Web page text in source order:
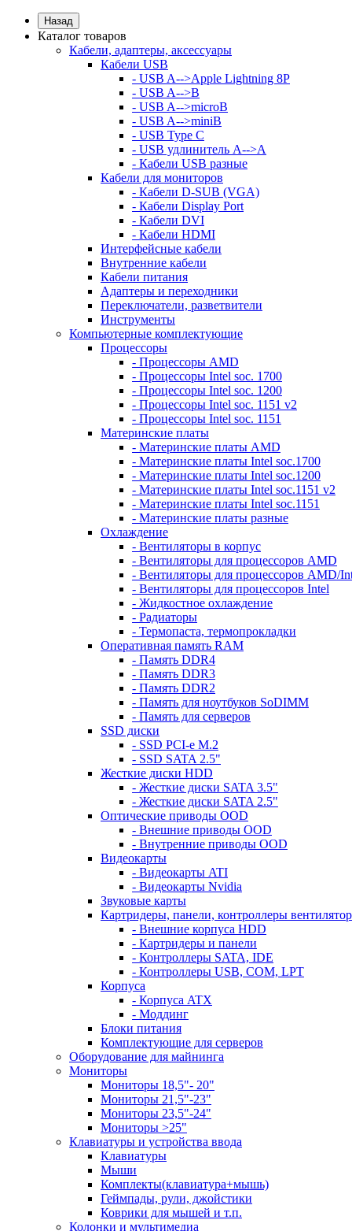
Назад
Каталог товаров
Кабели, адаптеры, аксессуары
Кабели USB
- USB A-->Apple Lightning 8P
- USB A-->B
- USB A-->microB
- USB A-->miniB
- USB Type C
- USB удлинитель A-->A
- Кабели USB разные
Кабели для мониторов
- Кабели D-SUB (VGA)
- Кабели Display Port
- Кабели DVI
- Кабели HDMI
Интерфейсные кабели
Внутренние кабели
Кабели питания
Адаптеры и переходники
Переключатели, разветвители
Инструменты
Компьютерные комплектующие
Процессоры
- Процессоры AMD
- Процессоры Intel soc. 1700
- Процессоры Intel soc. 1200
- Процессоры Intel soc. 1151 v2
- Процессоры Intel soc. 1151
Материнские платы
- Материнские платы AMD
- Материнские платы Intel soc.1700
- Материнские платы Intel soc.1200
- Материнские платы Intel soc.1151 v2
- Материнские платы Intel soc.1151
- Материнские платы разные
Охлаждение
- Вентиляторы в корпус
- Вентиляторы для процессоров AMD
- Вентиляторы для процессоров AMD/
- Вентиляторы для процессоров Intel
- Жидкостное охлаждение
- Радиаторы
- Термопаста, термопрокладки
Оперативная память RAM
- Память DDR4
- Память DDR3
- Память DDR2
- Память для ноутбуков SoDIMM
- Память для серверов
SSD диски
- SSD PCI-e M.2
- SSD SATA 2.5"
Жесткие диски HDD
- Жесткие диски SATA 3.5"
- Жесткие диски SATA 2.5"
Оптические приводы OOD
- Внешние приводы OOD
- Внутренние приводы OOD
Видеокарты
- Видеокарты ATI
- Видеокарты Nvidia
Звуковые карты
Картридеры, панели, контроллеры
- Внешние корпуса HDD
- Картридеры и панели
- Контроллеры SATA, IDE
- Контроллеры USB, COM, LPT
Корпуса
- Корпуса ATX
- Моддинг
Блоки питания
Комплектующие для серверов
Оборудование для майнинга
Мониторы
Мониторы 18,5"- 20"
Мониторы 21,5"-23"
Мониторы 23,5"-24"
Мониторы >25"
Клавиатуры и устройства ввода
Клавиатуры
Мыши
Комплекты(клавиатура+мышь)
Геймпады, рули, джойстики
Коврики для мышей и т.п.
Колонки и мультимедиа